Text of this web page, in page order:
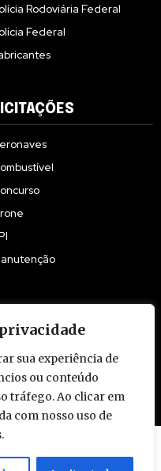
sua experiência de
ou conteúdo
tráfego. Ao clicar em
com nosso uso de
Rodoviária Federal
Federal
direitos reservados. Brasil.